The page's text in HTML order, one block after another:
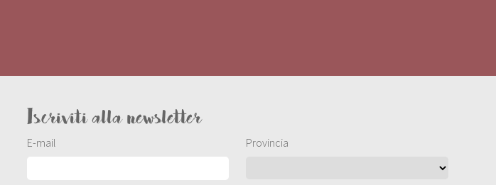
Iscriviti alla newsletter
E-mail Provincia